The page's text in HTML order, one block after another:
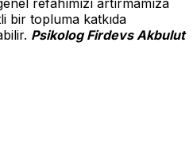
bir topluma katkıda
Psikolog Firdevs Akbulut